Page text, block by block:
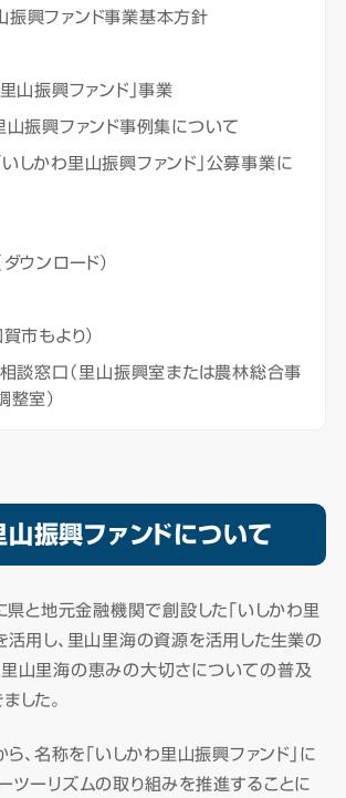
振興ファンド事業基本方針
里山振興ファンド」事業
山振興ファンド事例集について
しかわ里山振興ファンド」公募事業に
ウンロード）
市もより）
相談窓口（里山振興室または農林総合事
整室）
振興ファンドについて
と地元金融機関で創設した「いしかわ里
活用し、里山里海の資源を活用した生業の
里山里海の恵みの大切さについての普及
した。
名称を「いしかわ里山振興ファンド」に
ツーリズムの取り組みを推進することに